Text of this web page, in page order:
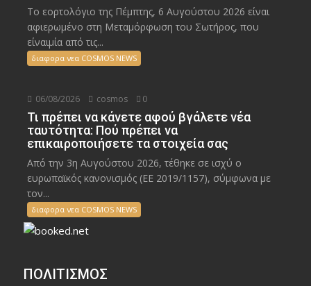
Το εορτολόγιο της Πέμπτης, 6 Αυγούστου 2026 είναι
αφιερωμένο στη Μεταμόρφωση του Σωτήρος, που
είναιμία από τις...
διαφορα νεα COSMOS NEWS
06/08/2026 cosmos 0
Τι πρέπει να κάνετε αφού βγάλετε νέα
ταυτότητα: Πού πρέπει να
επικαιροποιήσετε τα στοιχεία σας
Από την 3η Αυγούστου 2026, τέθηκε σε ισχύ ο
ευρωπαϊκός κανονισμός (ΕΕ 2019/1157), σύμφωνα με
τον...
διαφορα νεα COSMOS NEWS
ΠΟΛΙΤΙΣΜΟΣ